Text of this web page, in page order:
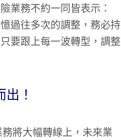
業務不約一同皆表示：
過往多次的調整，務必持
要跟上每一波轉型，調整
！
將大幅轉線上，未來業